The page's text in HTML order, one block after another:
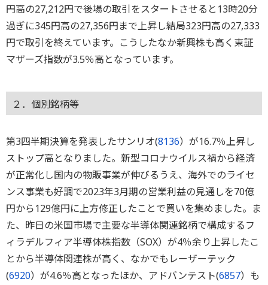
円高の27,212円で後場の取引をスタートさせると13時20分
過ぎに345円高の27,356円まで上昇し結局323円高の27,333
円で取引を終えています。こうしたなか新興株も高く東証
マザーズ指数が3.5％高となっています。
２．個別銘柄等
第3四半期決算を発表したサンリオ(8136）が16.7％上昇し
ストップ高となりました。新型コロナウイルス禍から経済
が正常化し国内の物販事業が伸びるうえ、海外でのライセ
ンス事業も好調で2023年3月期の営業利益の見通しを70億
円から129億円に上方修正したことで買いを集めました。ま
た、昨日の米国市場で主要な半導体関連銘柄で構成するフ
ィラデルフィア半導体株指数（SOX）が4％余り上昇したこ
とから半導体関連株が高く、なかでもレーザーテック
(6920）が4.6％高となったほか、アドバンテスト(6857）も